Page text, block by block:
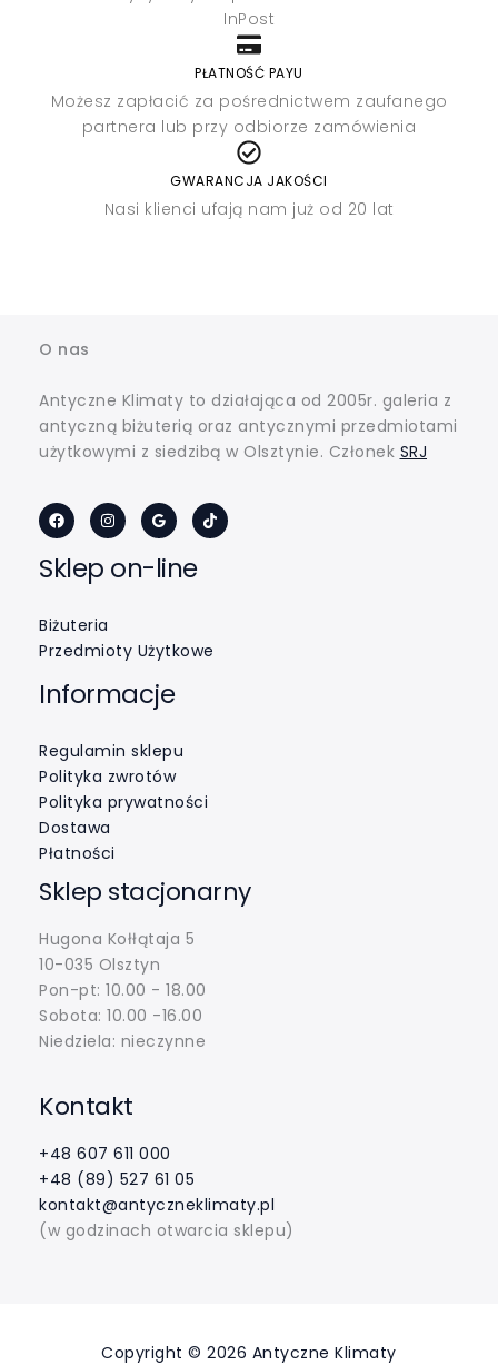
InPost
PŁATNOŚĆ PAYU
Możesz zapłacić za pośrednictwem zaufanego
partnera lub przy odbiorze zamówienia
GWARANCJA JAKOŚCI
Nasi klienci ufają nam już od 20 lat
O nas
Antyczne Klimaty to działająca od 2005r. galeria z
antyczną biżuterią oraz antycznymi przedmiotami
użytkowymi z siedzibą w Olsztynie. Członek SRJ
Sklep on-line
Biżuteria
Przedmioty Użytkowe
Informacje
Regulamin sklepu
Polityka zwrotów
Polityka prywatności
Dostawa
Płatności
Sklep stacjonarny
Hugona Kołłątaja 5
10-035 Olsztyn
Pon-pt: 10.00 - 18.00
Sobota: 10.00 -16.00
Niedziela: nieczynne
Kontakt
+48 607 611 000
+48 (89) 527 61 05
kontakt@antyczneklimaty.pl
(w godzinach otwarcia sklepu)
Copyright © 2026 Antyczne Klimaty